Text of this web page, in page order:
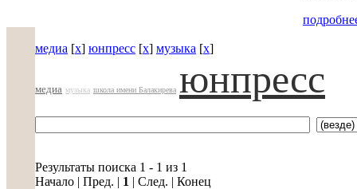
медиа [x] юнпресс [x] музыка [x]
медиа музыка школа имени Балакирева юнпресс
Результаты поиска 1 - 1 из 1
Начало | Пред. | 1 | След. | Конец